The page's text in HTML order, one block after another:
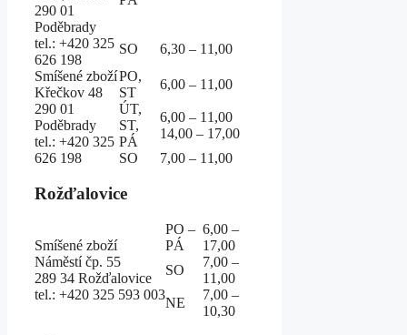
290 01
Poděbrady
tel.: +420 325
626 198
SO
6,30 – 11,00
Smíšené zboží
Křečkov 48
290 01
Poděbrady
tel.: +420 325
626 198
PO,
ST
6,00 – 11,00
ÚT,
ST,
PÁ
6,00 – 11,00
14,00 – 17,00
SO
7,00 – 11,00
Rožďalovice
Smíšené zboží
Náměstí čp. 55
289 34 Rožďalovice
tel.: +420 325 593 003
PO –
PÁ
6,00 –
17,00
SO
7,00 –
11,00
NE
7,00 –
10,30